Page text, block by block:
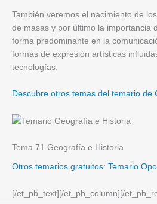
También veremos el nacimiento de
de masas y por último la importancia
forma predominante en la
formas de expresión artísticas
tecnologías.
Descubre otros temas del temario de
Tema 71 Geografía e Historia
Otros temarios gratuitos: Temario
[/et_pb_text][/et_pb_column][/